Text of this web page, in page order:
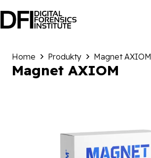
Home Produkty Magnet AXIOM
Magnet AXIOM